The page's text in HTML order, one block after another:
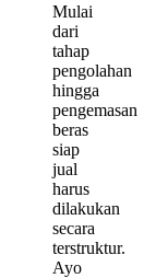
Mulai
dari
tahap
pengolahan
hingga
pengemasan
beras
siap
jual
harus
dilakukan
secara
terstruktur.
Ayo